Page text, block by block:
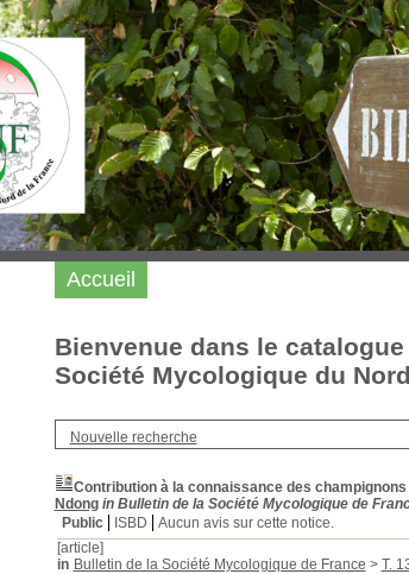
Bienvenue dans le
Société Mycologique du
Nouvelle recherche
Contri­bution à la connaissance des
Ndong in Bulletin de la Société Mycologique de
Public
ISBD
Aucun avis sur cette notice.
[article]
in Bulletin de la Société Mycologique de France > T.
Accueil